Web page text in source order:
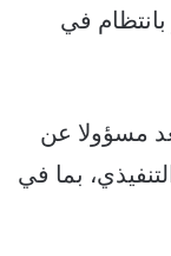
بانتظام في
2019، كان أسعد مسؤولا عن
بما في